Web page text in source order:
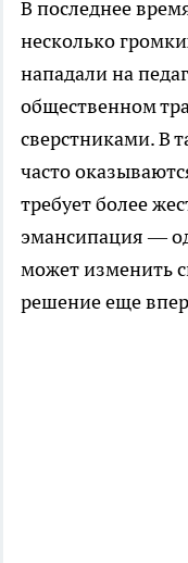
В последнее
несколько
нападали на
общественном
сверстниками. В
часто
требует более
эмансипация —
может изменить
решение еще